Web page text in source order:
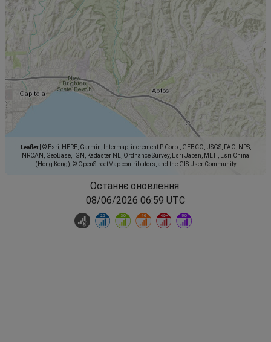
Leaflet
© Esri, HERE, Garmin, Intermap, increment P Corp., GEBCO, USGS, FAO, NPS,
NRCAN, GeoBase, IGN, Kadaster NL, Ordnance Survey, Esri Japan, METI, Esri China
(Hong Kong), © OpenStreetMap contributors, and the GIS User Community
Останнє оновлення:
08/06/2026 06:59 UTC